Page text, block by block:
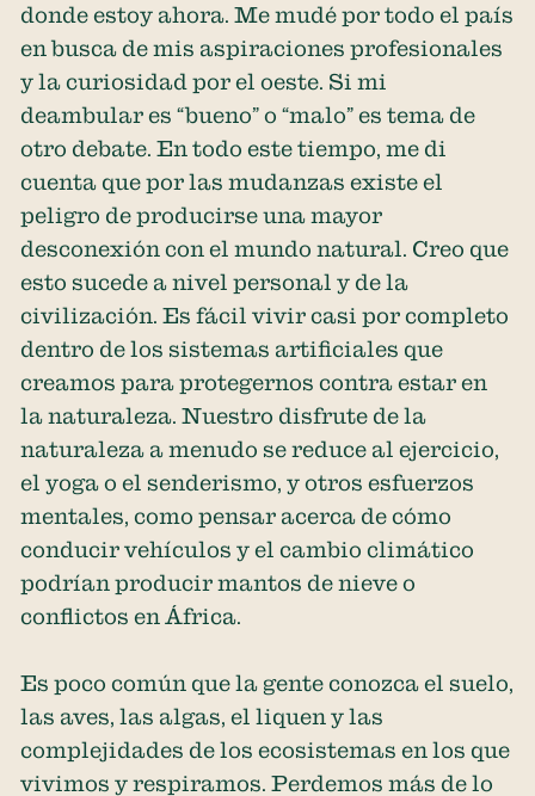
donde estoy ahora. Me mudé por todo el país
en busca de mis aspiraciones profesionales
y la curiosidad por el oeste. Si mi
deambular es “bueno” o “malo” es tema de
otro debate. En todo este tiempo, me di
cuenta que por las mudanzas existe el
peligro de producirse una mayor
desconexión con el mundo natural. Creo que
esto sucede a nivel personal y de la
civilización. Es fácil vivir casi por completo
dentro de los sistemas artificiales que
creamos para protegernos contra estar en
la naturaleza. Nuestro disfrute de la
naturaleza a menudo se reduce al ejercicio,
el yoga o el senderismo, y otros esfuerzos
mentales, como pensar acerca de cómo
conducir vehículos y el cambio climático
podrían producir mantos de nieve o
conflictos en África.
Es poco común que la gente conozca el suelo,
las aves, las algas, el liquen y las
complejidades de los ecosistemas en los que
vivimos y respiramos. Perdemos más de lo